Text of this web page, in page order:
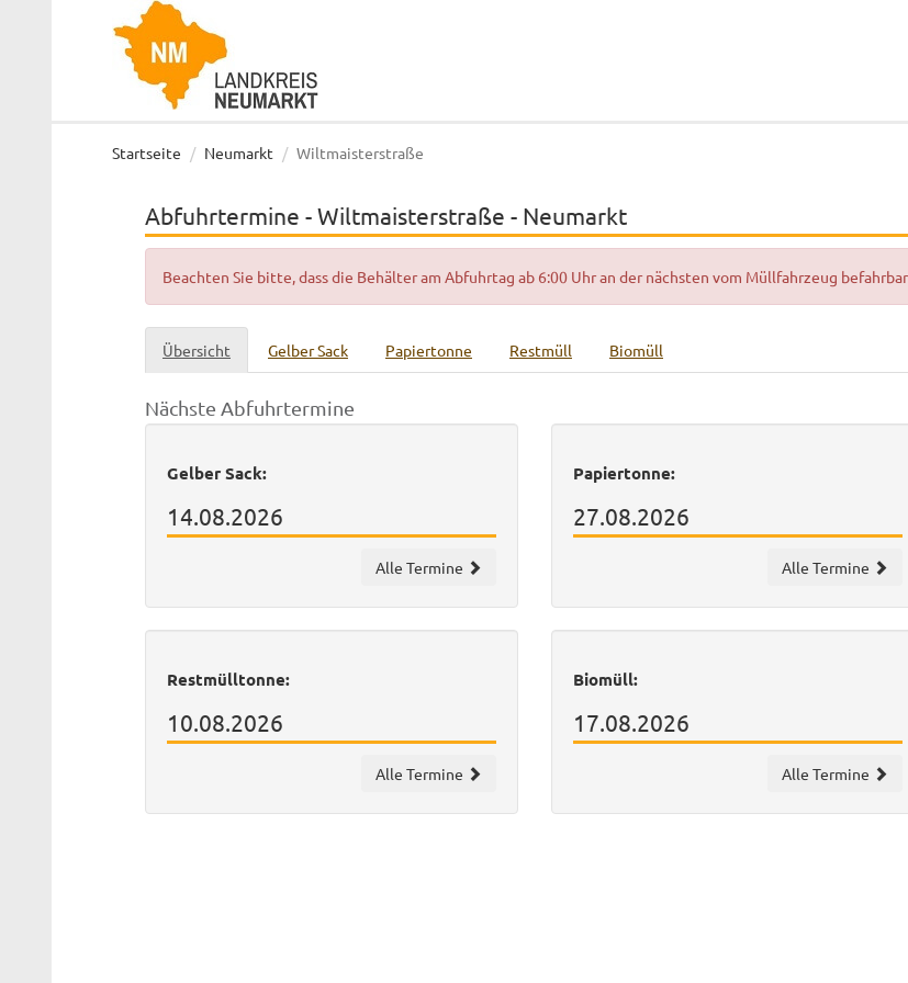
Startseite Neumarkt Wiltmaisterstraße
Abfuhrtermine - Wiltmaisterstraße - Neumarkt
Beachten Sie bitte, dass die Behälter am Abfuhrtag ab 6:00 Uhr an der nächsten vom Müllfahrzeug
Übersicht Gelber Sack Papiertonne Restmüll Biomüll
Nächste Abfuhrtermine
Gelber Sack:
14.08.2026
Alle Termine
Papiertonne:
27.08.2026
Alle Termine
Restmülltonne:
10.08.2026
Alle Termine
Biomüll:
17.08.2026
Alle Termine